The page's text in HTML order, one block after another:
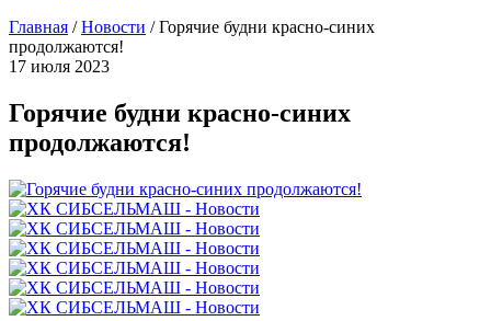
Главная /Новости /Горячие будни красно-синих
продолжаются!
17 июля 2023
Горячие будни красно-синих
продолжаются!